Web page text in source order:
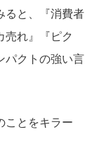
ると、『消費者
売れ』『ピク
パクトの強い言
ことをキラー